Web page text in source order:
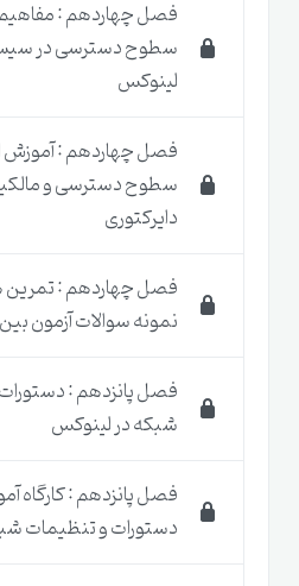
شما بدون شک نیاز به
شروع یادگیری لینوکس
شما پشتیبانی استاد را در
خود را براحتی می توانید
برای هر قسمت از
داشته باشید
شما گواهینامه انگلیسی
فصل چهاردهم :
سطوح دسترسی در
لینوکس
فصل چهاردهم : آموزش
سطوح دسترسی و
دایرکتوری
فصل چهاردهم : تمرین
نمونه سوالات آزمون
فصل پانزدهم :
شبکه در لینوکس
فصل پانزدهم : کارگاه
دستورات و تنظیمات